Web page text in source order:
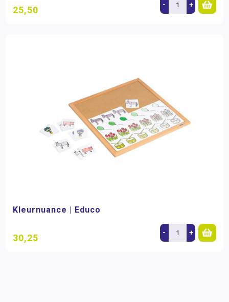
25,50 - +
Kleurnuance | Educo
30,25 - +